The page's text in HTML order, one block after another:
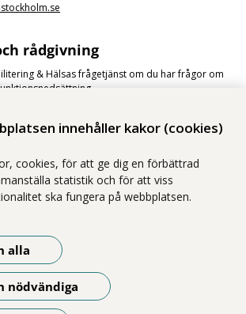
innehåller kakor (cookies)
cookies, för att ge dig en förbättrad
statistik och för att viss
ska fungera på webbplatsen.
alla
nödvändiga
rådgivning
& Hälsas frågetjänst om du har frågor om
läns sjukvårdsområde som erbjuder hälso- och
regi.
på webbplatsen är skapade av illustratör Kajsa
namn anges.